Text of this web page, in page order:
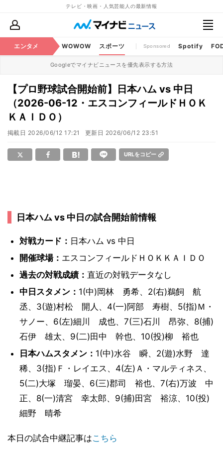
テレビ・映画・人気芸能人の最新情報
エンタメ
・CS番組 WOWOW スポーツ Sponsored Spotify
Googleでマイナビニュースを優先表示する方法
【プロ野球試合開始前】日本ハム vs 中日
（2026-06-12・エスコンフィールドＨＯＫ
ＫＡＩＤＯ）
掲載日 2026/06/12 17:21 更新日 2026/06/12 23:51
URLをコピー
日本ハム vs 中日の試合開始前情報
対戦カード： 日本ハム vs 中日
開催球場： エスコンフィールドＨＯＫＫＡＩＤＯ
過去の対戦成績： 直近の対戦データなし
中日スタメン： 1(中)岡林 勇希、2(右)鵜飼 航
丞、3(遊)村松 開人、4(一)阿部 寿樹、5(指)Ｍ・
サノー、6(左)細川 成也、7(三)石川 昂弥、8(捕)
石伊 雄太、9(二)田中 幹也、10(投)柳 裕也
日本ハムスタメン： 1(中)水谷 瞬、2(遊)水野 達
稀、3(指)Ｆ・レイエス、4(左)Ａ・マルティネス、
5(二)大塚 瑠晏、6(三)郡司 裕也、7(右)万波 中
正、8(一)清宮 幸太郎、9(捕)田宮 裕涼、10(投)
細野 晴希
本日の試合中継記事はこちら